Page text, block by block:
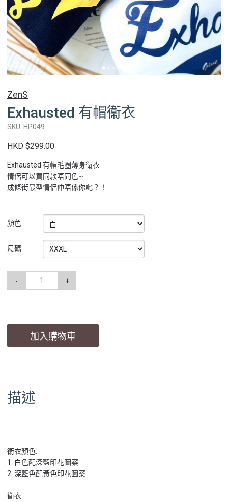
ZenS
Exhausted 有帽衞衣
SKU: HP049
HKD $299.00
Exhausted 有帽毛圈薄身衛衣
情侶可以買同款唔同色~
成條街最型情侶仲唔係你哋？！
顏色
尺碼
- +
加入購物車
描述
衞衣顏色:
1. 白色配深藍印花圖案
2. 深藍色配黃色印花圖案
衞衣